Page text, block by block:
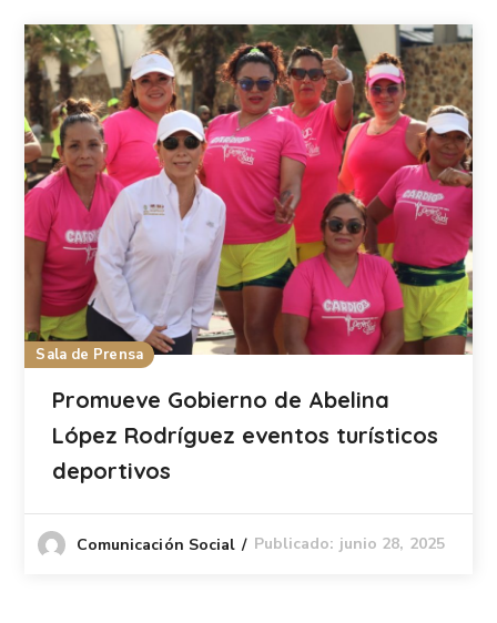
Sala de Prensa
Promueve Gobierno de Abelina
López Rodríguez eventos turísticos
deportivos
Comunicación Social Publicado: junio 28, 2025